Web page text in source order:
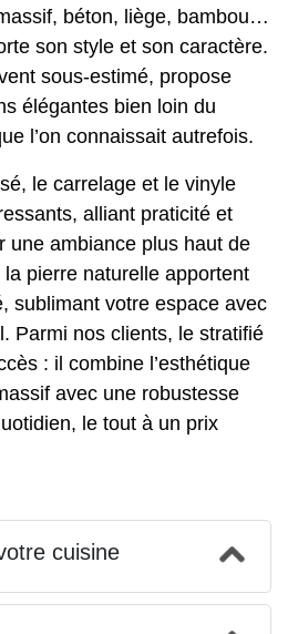
béton, liège, bambou…
son style et son caractère.
sous-estimé, propose
élégantes bien loin du
l’on connaissait autrefois.
le carrelage et le vinyle
alliant praticité et
une ambiance plus haut de
pierre naturelle apportent
sublimant votre espace avec
Parmi nos clients, le stratifié
: il combine l’esthétique
avec une robustesse
le tout à un prix
cuisine